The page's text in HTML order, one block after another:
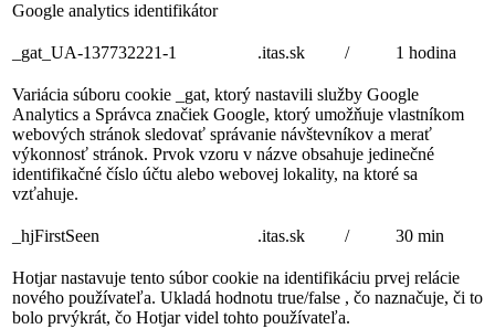
Google analytics identifikátor
_gat_UA-137732221-1 .itas.sk / 1 hodina
Variácia súboru cookie _gat, ktorý nastavili služby Google
Analytics a Správca značiek Google, ktorý umožňuje vlastníkom
webových stránok sledovať správanie návštevníkov a merať
výkonnosť stránok. Prvok vzoru v názve obsahuje jedinečné
identifikačné číslo účtu alebo webovej lokality, na ktoré sa
vzťahuje.
_hjFirstSeen .itas.sk / 30 min
Hotjar nastavuje tento súbor cookie na identifikáciu prvej relácie
nového používateľa. Ukladá hodnotu true/false , čo naznačuje, či to
bolo prvýkrát, čo Hotjar videl tohto používateľa.